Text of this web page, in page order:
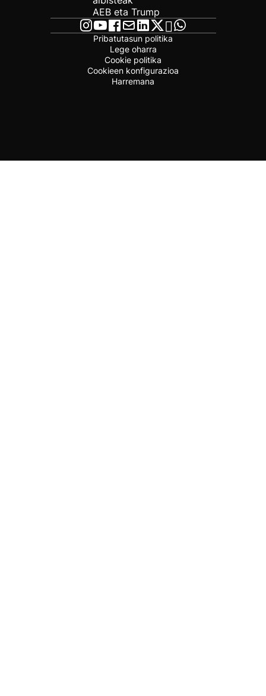
AEB eta Trump
Pribatutasun politika
Lege oharra
Cookie politika
Cookieen konfigurazioa
Harremana